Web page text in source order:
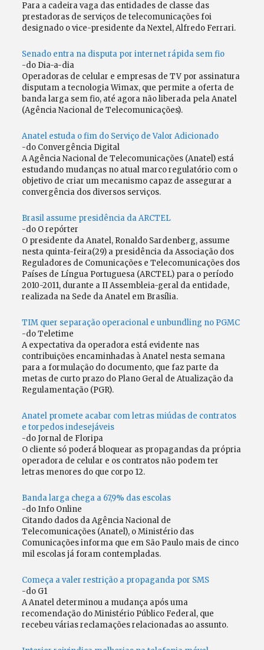
Para a cadeira vaga das entidades de classe das
prestadoras de serviços de telecomunicações foi
designado o vice-presidente da Nextel, Alfredo Ferrari.
Senado entra na disputa por internet rápida sem fio
-do Dia-a-dia
Operadoras de celular e empresas de TV por assinatura
disputam a tecnologia Wimax, que permite a oferta de
banda larga sem fio, até agora não liberada pela Anatel
(Agência Nacional de Telecomunicações).
Anatel estuda o fim do Serviço de Valor Adicionado
-do Convergência Digital
A Agência Nacional de Telecomunicações (Anatel) está
estudando mudanças no atual marco regulatório com o
objetivo de criar um mecanismo capaz de assegurar a
convergência dos diversos serviços.
Brasil assume presidência da ARCTEL
-do O repórter
O presidente da Anatel, Ronaldo Sardenberg, assume
nesta quinta-feira(29) a presidência da Associação dos
Reguladores de Comunicações e Telecomunicações dos
Países de Língua Portuguesa (ARCTEL) para o período
2010-2011, durante a II Assembleia-geral da entidade,
realizada na Sede da Anatel em Brasília.
TIM quer separação operacional e unbundling no PGMC
-do Teletime
A expectativa da operadora está evidente nas
contribuições encaminhadas à Anatel nesta semana
para a formulação do documento, que faz parte da
metas de curto prazo do Plano Geral de Atualização da
Regulamentação (PGR).
Anatel promete acabar com letras miúdas de contratos
e torpedos indesejáveis
-do Jornal de Floripa
O cliente só poderá bloquear as propagandas da própria
operadora de celular e os contratos não podem ter
letras menores do que corpo 12.
Banda larga chega a 67,9% das escolas
-do Info Online
Citando dados da Agência Nacional de
Telecomunicações (Anatel), o Ministério das
Comunicações informa que em São Paulo mais de cinco
mil escolas já foram contempladas.
Começa a valer restrição a propaganda por SMS
-do G1
A Anatel determinou a mudança após uma
recomendação do Ministério Público Federal, que
recebeu várias reclamações relacionadas ao assunto.